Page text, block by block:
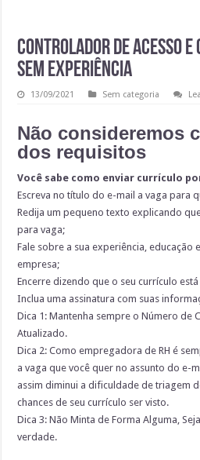
Controlador de Acesso e
sem experiência
13/09/2021 Sem categoria
Não consideremos
dos requisitos
Você sabe como enviar currículo
Escreva no título do e-mail a vaga para
Redija um pequeno texto explicando
para vaga;
Fale sobre a sua experiência, educação
empresa;
Encerre dizendo que o seu currículo
Inclua uma assinatura com suas
Dica 1: Mantenha sempre o Número de
Atualizado.
Dica 2: Como empregadora de RH é
a vaga que você quer no assunto do e-
assim diminui a dificuldade de triagem
chances de seu currículo ser visto.
Dica 3: Não Minta de Forma Alguma,
verdade.